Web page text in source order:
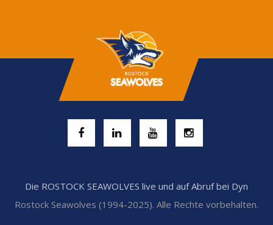
Die ROSTOCK SEAWOLVES live und auf Abruf bei Dyn
Rostock Seawolves (1994-2025). Alle Rechte vorbehalten.